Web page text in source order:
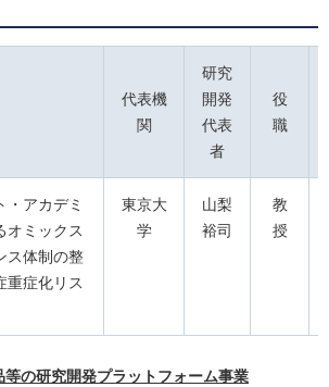
代表機
関
研究
開発
代表
者
役
職
・アカデミ
オミックス
ス体制の整
重症化リス
東京大
学
山梨
裕司
教
授
の研究開発プラットフォーム事業